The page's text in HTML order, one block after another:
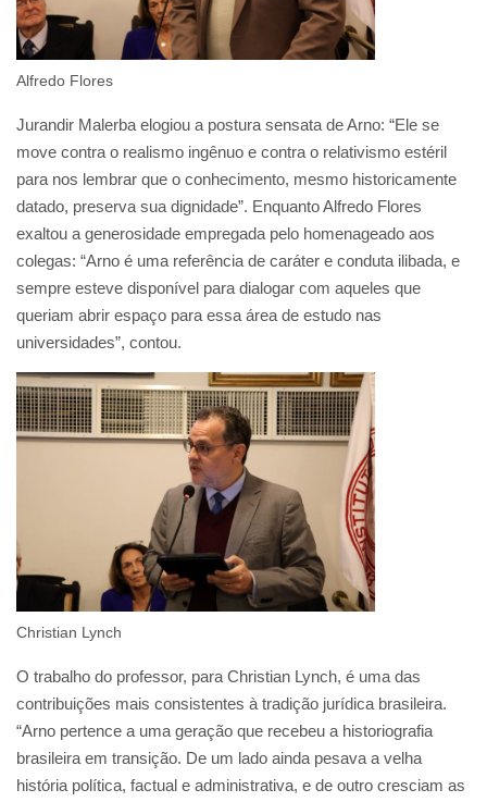
Alfredo Flores
Jurandir Malerba elogiou a postura sensata de Arno: “Ele se
move contra o realismo ingênuo e contra o relativismo estéril
para nos lembrar que o conhecimento, mesmo historicamente
datado, preserva sua dignidade”. Enquanto Alfredo Flores
exaltou a generosidade empregada pelo homenageado aos
colegas: “Arno é uma referência de caráter e conduta ilibada, e
sempre esteve disponível para dialogar com aqueles que
queriam abrir espaço para essa área de estudo nas
universidades”, contou.
Christian Lynch
O trabalho do professor, para Christian Lynch, é uma das
contribuições mais consistentes à tradição jurídica brasileira.
“Arno pertence a uma geração que recebeu a historiografia
brasileira em transição. De um lado ainda pesava a velha
história política, factual e administrativa, e de outro cresciam as